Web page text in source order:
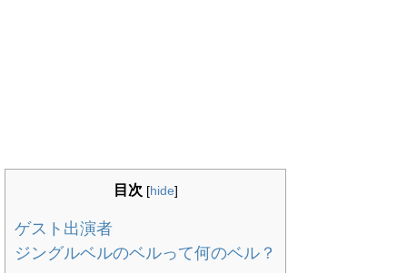
目次 [hide]
ゲスト出演者
ジングルベルのベルって何のベル？